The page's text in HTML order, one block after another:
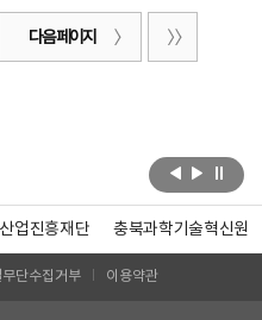
다음 페이지
업진흥재단 충북과학기술혁신원
무단수집거부 이용약관